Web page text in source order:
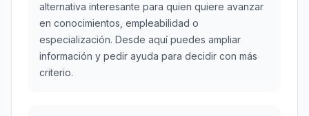
alternativa interesante para quien quiere avanzar
en conocimientos, empleabilidad o
especialización. Desde aquí puedes ampliar
información y pedir ayuda para decidir con más
criterio.